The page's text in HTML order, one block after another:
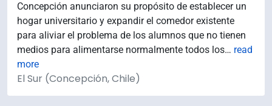
Concepción anunciaron su propósito de establecer un
hogar universitario y expandir el comedor existente
para aliviar el problema de los alumnos que no tienen
medios para alimentarse normalmente todos los… read
more
El Sur (Concepción, Chile)